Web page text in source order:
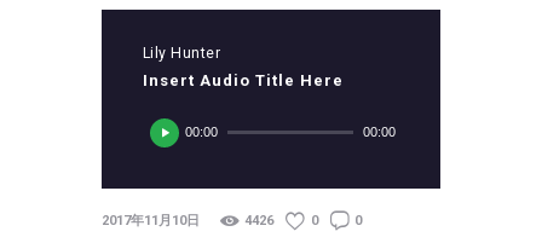
CSGO箱子
Lily Hunter
Insert Audio Title Here
音
频
放
00:00 00:00
2017年11月10日 4426 0 0